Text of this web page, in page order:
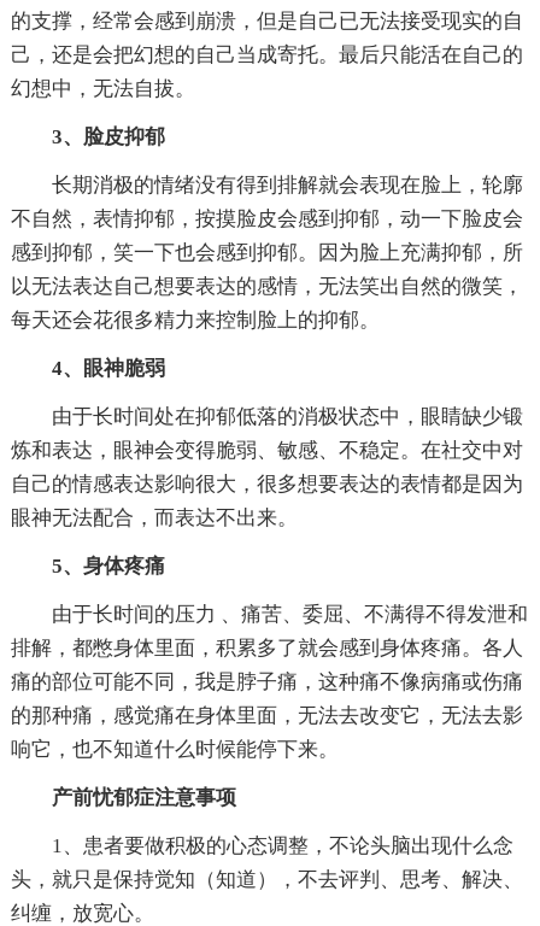
的支撑，经常会感到崩溃，但是自己已无法接受现实的自
己，还是会把幻想的自己当成寄托。最后只能活在自己的
幻想中，无法自拔。
3、脸皮抑郁
长期消极的情绪没有得到排解就会表现在脸上，轮廓
不自然，表情抑郁，按摸脸皮会感到抑郁，动一下脸皮会
感到抑郁，笑一下也会感到抑郁。因为脸上充满抑郁，所
以无法表达自己想要表达的感情，无法笑出自然的微笑，
每天还会花很多精力来控制脸上的抑郁。
4、眼神脆弱
由于长时间处在抑郁低落的消极状态中，眼睛缺少锻
炼和表达，眼神会变得脆弱、敏感、不稳定。在社交中对
自己的情感表达影响很大，很多想要表达的表情都是因为
眼神无法配合，而表达不出来。
5、身体疼痛
由于长时间的压力 、痛苦、委屈、不满得不得发泄和
排解，都憋身体里面，积累多了就会感到身体疼痛。各人
痛的部位可能不同，我是脖子痛，这种痛不像病痛或伤痛
的那种痛，感觉痛在身体里面，无法去改变它，无法去影
响它，也不知道什么时候能停下来。
产前忧郁症注意事项
1、患者要做积极的心态调整，不论头脑出现什么念
头，就只是保持觉知（知道），不去评判、思考、解决、
纠缠，放宽心。